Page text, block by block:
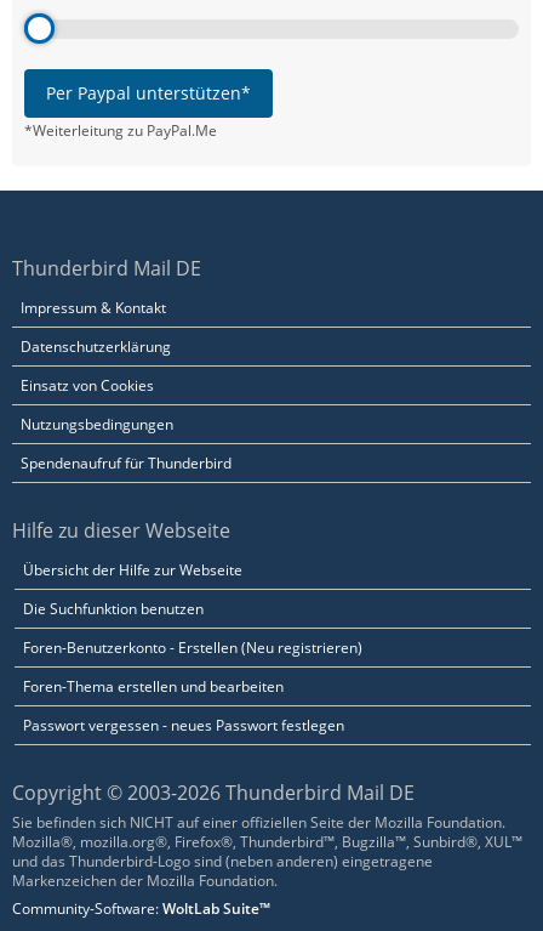
Per Paypal unterstützen*
*Weiterleitung zu PayPal.Me
Thunderbird Mail DE
Impressum & Kontakt
Datenschutzerklärung
Einsatz von Cookies
Nutzungsbedingungen
Spendenaufruf für Thunderbird
Hilfe zu dieser Webseite
Übersicht der Hilfe zur Webseite
Die Suchfunktion benutzen
Foren-Benutzerkonto - Erstellen (Neu registrieren)
Foren-Thema erstellen und bearbeiten
Passwort vergessen - neues Passwort festlegen
Copyright © 2003-2026 Thunderbird Mail DE
Sie befinden sich NICHT auf einer offiziellen Seite der Mozilla Foundation.
Mozilla®, mozilla.org®, Firefox®, Thunderbird™, Bugzilla™, Sunbird®, XUL™
und das Thunderbird-Logo sind (neben anderen) eingetragene
Markenzeichen der Mozilla Foundation.
Community-Software:WoltLab Suite™